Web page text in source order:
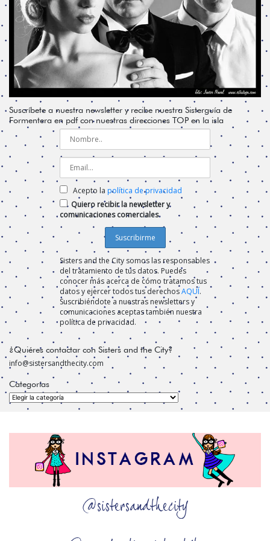
Suscríbete a nuestra newsletter y recibe nuestra Sisterguía de
Formentera en pdf con nuestras direcciones TOP en la isla
Acepto la política de privacidad
Quiero recibir la newsletter y
comunicaciones comerciales
Sisters and the City somos las responsables
del tratamiento de tus datos. Puedes
conocer más acerca de cómo tratamos tus
datos y ejercer todos tus derechosAQUÍ.
Suscribiéndote a nuestras newsletters y
comunicaciones aceptas también nuestra
política de privacidad.
¿Quiéres contactar con Sisters and the City?
info@sistersandthecity.com
Categorías
Categorías
@sistersandthecity